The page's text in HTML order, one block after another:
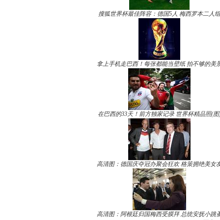
搜狐世界杯最佳阵容：德国5人 梅西罗本二人组
拿上手机走巴西！每张都能当壁纸 拍不够的美
在巴西的33天！前方独家记录 世界杯精品照(图
高清图：德国庆夺冠办聚会狂欢 格策拥绝美女
高清图：阿根廷归国梅西受膜拜 总统安抚小跳